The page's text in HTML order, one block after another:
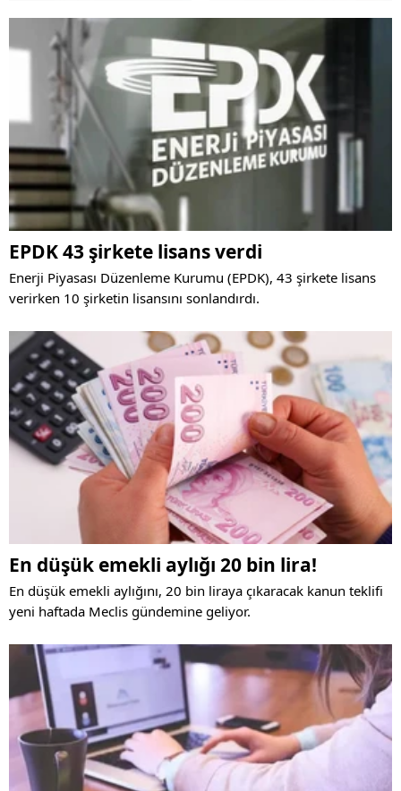
EPDK 43 şirkete lisans verdi
Enerji Piyasası Düzenleme Kurumu (EPDK), 43 şirkete lisans
verirken 10 şirketin lisansını sonlandırdı.
En düşük emekli aylığı 20 bin lira!
En düşük emekli aylığını, 20 bin liraya çıkaracak kanun teklifi
yeni haftada Meclis gündemine geliyor.